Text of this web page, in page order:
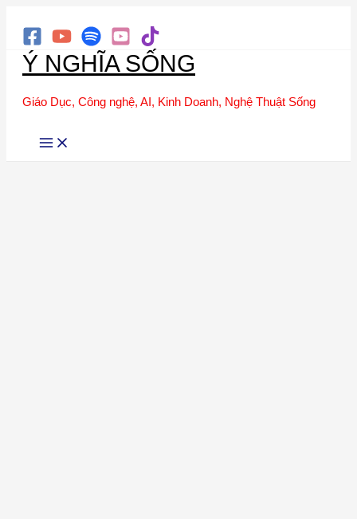
tới
nội
dung
kiếm
Ý NGHĨA SỐNG
Giáo Dục, Công nghệ, AI, Kinh Doanh, Nghệ Thuật Sống